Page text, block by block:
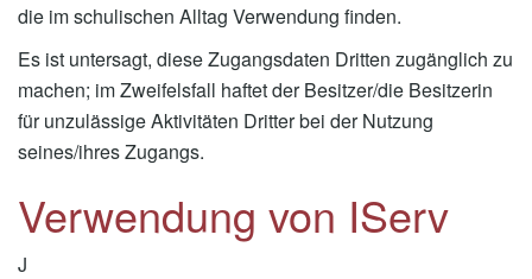
die im schulischen Alltag Verwendung finden.
Es ist untersagt, diese Zugangsdaten Dritten zugänglich zu
machen; im Zweifelsfall haftet der Besitzer/die Besitzerin
für unzulässige Aktivitäten Dritter bei der Nutzung
seines/ihres Zugangs.
Verwendung von IServ
J